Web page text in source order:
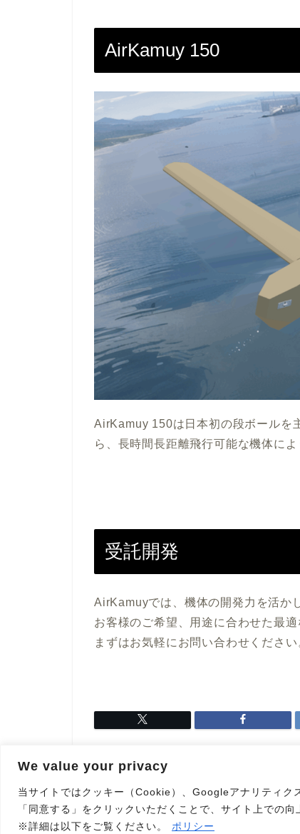
We value your privacy
当サイトではクッキー（Cookie）、Googleアナリティク
「同意する」をクリックいただくことで、サイト上での
※詳細は以下をご覧ください。
ポリシー
AirKamuy 150
AirKamuy 150は日本初の段ボールを
ら、長時間長距離飛行可能な機体に
受託開発
AirKamuyでは、機体の開発力を活か
お客様のご希望、用途に合わせた最
まずはお気軽にお問い合わせください
HOME Products
English site 日本語サイト